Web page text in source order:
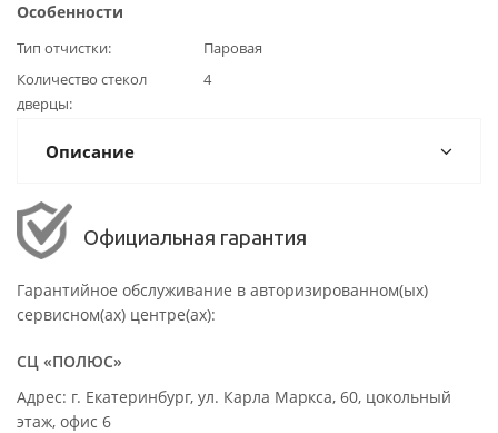
Особенности
Тип отчистки
Паровая
Количество стекол
дверцы
4
Описание
Официальная гарантия
Гарантийное обслуживание в авторизированном(ых)
сервисном(ах) центре(ах):
СЦ «ПОЛЮС»
Адрес: г. Екатеринбург, ул. Карла Маркса, 60, цокольный
этаж, офис 6